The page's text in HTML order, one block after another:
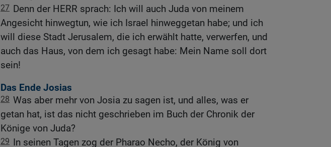
27 Denn der HERR sprach: Ich will auch Juda von meinem
Angesicht hinwegtun, wie ich Israel hinweggetan habe; und ich
will diese Stadt Jerusalem, die ich erwählt hatte, verwerfen, und
auch das Haus, von dem ich gesagt habe: Mein Name soll dort
sein!
Das Ende Josias
28 Was aber mehr von Josia zu sagen ist, und alles, was er
getan hat, ist das nicht geschrieben im Buch der Chronik der
Könige von Juda?
29 In seinen Tagen zog der Pharao Necho, der König von